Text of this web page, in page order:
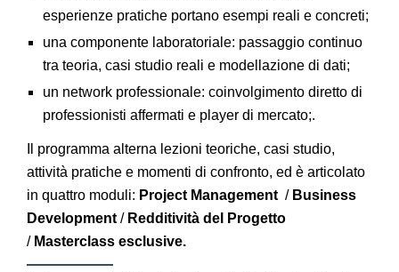
esperienze pratiche portano esempi reali e concreti;
una componente laboratoriale: passaggio continuo
tra teoria, casi studio reali e modellazione di dati;
un network professionale: coinvolgimento diretto di
professionisti affermati e player di mercato;.
Il programma alterna lezioni teoriche, casi studio,
attività pratiche e momenti di confronto, ed è articolato
in quattro moduli: Project Management / Business
Development / Redditività del Progetto
/ Masterclass esclusive.